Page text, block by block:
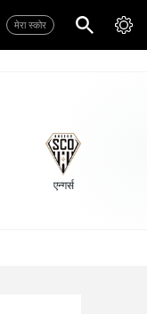
मेरा स्कोर
एन्गर्स